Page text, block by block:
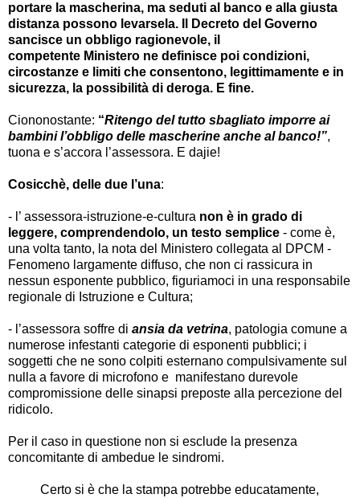
portare la mascherina, ma seduti al banco e alla giusta
distanza possono levarsela. Il Decreto del Governo
sancisce un obbligo ragionevole, il
competente Ministero ne definisce poi condizioni,
circostanze e limiti che consentono, legittimamente e in
sicurezza, la possibilità di deroga. E fine.
Ciononostante: “Ritengo del tutto sbagliato imporre ai
bambini l’obbligo delle mascherine anche al banco!”,
tuona e s’accora l’assessora. E dajie!
Cosicchè, delle due l’una:
- l’ assessora-istruzione-e-cultura non è in grado di
leggere, comprendendolo, un testo semplice - come è,
una volta tanto, la nota del Ministero collegata al DPCM -
Fenomeno largamente diffuso, che non ci rassicura in
nessun esponente pubblico, figuriamoci in una responsabile
regionale di Istruzione e Cultura;
- l’assessora soffre di ansia da vetrina, patologia comune a
numerose infestanti categorie di esponenti pubblici; i
soggetti che ne sono colpiti esternano compulsivamente sul
nulla a favore di microfono e manifestano durevole
compromissione delle sinapsi preposte alla percezione del
ridicolo.
Per il caso in questione non si esclude la presenza
concomitante di ambedue le sindromi.
Certo si è che la stampa potrebbe educatamente,